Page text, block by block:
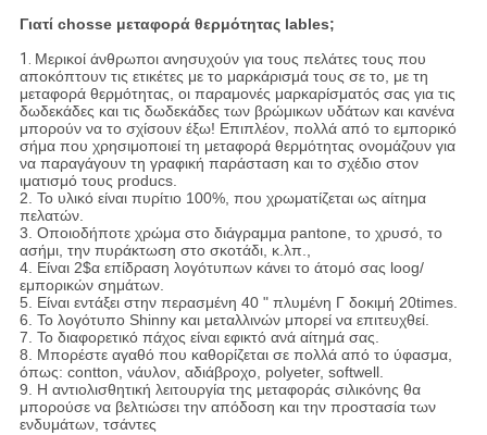
Γιατί chosse μεταφορά θερμότητας lables;
1. Μερικοί άνθρωποι ανησυχούν για τους πελάτες τους που
αποκόπτουν τις ετικέτες με το μαρκάρισμά τους σε το, με τη
μεταφορά θερμότητας, οι παραμονές μαρκαρίσματός σας για τις
δωδεκάδες και τις δωδεκάδες των βρώμικων υδάτων και κανένα
μπορούν να το σχίσουν έξω! Επιπλέον, πολλά από το εμπορικό
σήμα που χρησιμοποιεί τη μεταφορά θερμότητας ονομάζουν για
να παραγάγουν τη γραφική παράσταση και το σχέδιο στον
ιματισμό τους producs.
2. Το υλικό είναι πυρίτιο 100%, που χρωματίζεται ως αίτημα
πελατών.
3. Οποιοδήποτε χρώμα στο διάγραμμα pantone, το χρυσό, το
ασήμι, την πυράκτωση στο σκοτάδι, κ.λπ.,
4. Είναι 2$α επίδραση λογότυπων κάνει το άτομό σας loog/
εμπορικών σημάτων.
5. Είναι εντάξει στην περασμένη 40 " πλυμένη Γ δοκιμή 20times.
6. Το λογότυπο Shinny και μεταλλινών μπορεί να επιτευχθεί.
7. Το διαφορετικό πάχος είναι εφικτό ανά αίτημά σας.
8. Μπορέστε αγαθό που καθορίζεται σε πολλά από το ύφασμα,
όπως: contton, νάυλον, αδιάβροχο, polyeter, softwell.
9. Η αντιολισθητική λειτουργία της μεταφοράς σιλικόνης θα
μπορούσε να βελτιώσει την απόδοση και την προστασία των
ενδυμάτων, τσάντες